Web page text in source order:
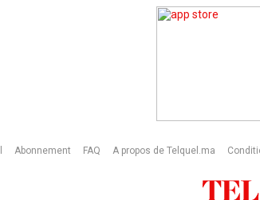
Abonnement FAQ A propos de Telquel.ma